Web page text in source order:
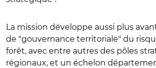
La mission développe aussi plus
de "gouvernance territoriale" du
forêt, avec entre autres des pôles
régionaux, et un échelon